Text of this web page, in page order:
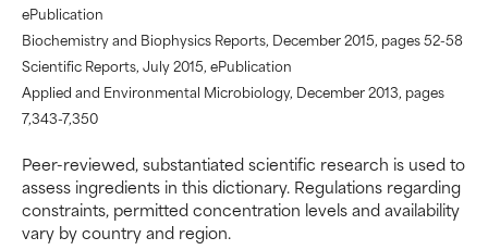
ePublication
Biochemistry and Biophysics Reports, December 2015, pages 52-58
Scientific Reports, July 2015, ePublication
Applied and Environmental Microbiology, December 2013, pages
7,343-7,350
Peer-reviewed, substantiated scientific research is used to
assess ingredients in this dictionary. Regulations regarding
constraints, permitted concentration levels and availability
vary by country and region.
BAD
Istnieje prawdopodobieństwo
podrażnienia. Ryzyko wzrasta w
WORST
Może powodować
podrażnienie, stan zapalny,
BAD
Istnieje prawdopodobieństwo
podrażnienia. Ryzyko wzrasta w
WORST
Może powodować
podrażnienie, stan zapalny,